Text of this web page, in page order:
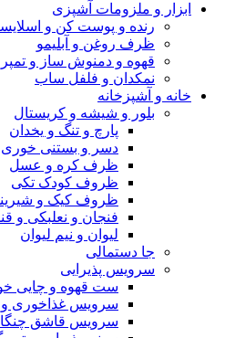
ابزار و ملزومات آشپزی
رنده و پوست کن و
ظرف روغن و آبلیمو
قهوه و دمنوش ساز و تمپر
نمکدان و فلفل ساب
خانه و آشپزخانه
بلور و شیشه و کریستال
پارچ و تنگ و یخدان
دسر و بستنی خوری
ظرف کره و عسل
ظروف کودک تکی
ظروف کیک و
فنجان و نعلبکی و
لیوان و نیم لیوان
جا دستمالی
سرویس پذیرایی
ست قهوه و چایی
سرویس غذاخوری و
سرویس قاشق